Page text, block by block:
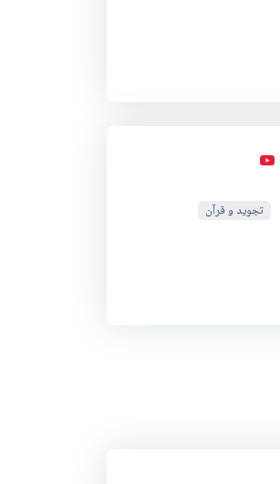
تجويد و قرآن